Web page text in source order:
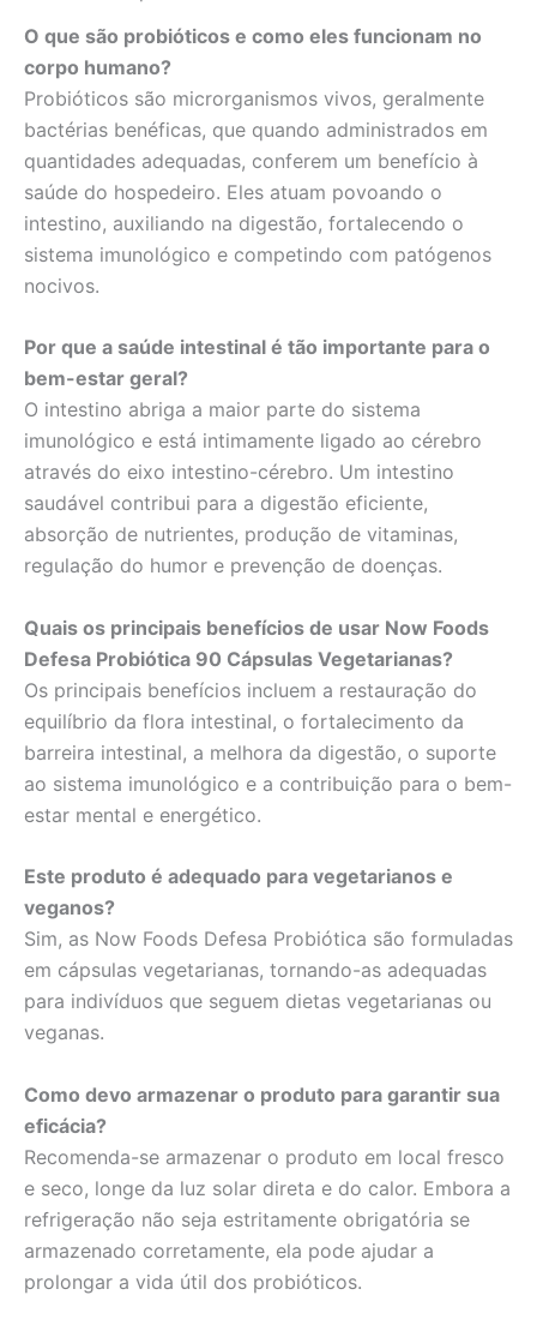
O que são probióticos e como eles funcionam no
corpo humano?
Probióticos são microrganismos vivos, geralmente
bactérias benéficas, que quando administrados em
quantidades adequadas, conferem um benefício à
saúde do hospedeiro. Eles atuam povoando o
intestino, auxiliando na digestão, fortalecendo o
sistema imunológico e competindo com patógenos
nocivos.
Por que a saúde intestinal é tão importante para o
bem-estar geral?
O intestino abriga a maior parte do sistema
imunológico e está intimamente ligado ao cérebro
através do eixo intestino-cérebro. Um intestino
saudável contribui para a digestão eficiente,
absorção de nutrientes, produção de vitaminas,
regulação do humor e prevenção de doenças.
Quais os principais benefícios de usar Now Foods
Defesa Probiótica 90 Cápsulas Vegetarianas?
Os principais benefícios incluem a restauração do
equilíbrio da flora intestinal, o fortalecimento da
barreira intestinal, a melhora da digestão, o suporte
ao sistema imunológico e a contribuição para o bem-
estar mental e energético.
Este produto é adequado para vegetarianos e
veganos?
Sim, as Now Foods Defesa Probiótica são formuladas
em cápsulas vegetarianas, tornando-as adequadas
para indivíduos que seguem dietas vegetarianas ou
veganas.
Como devo armazenar o produto para garantir sua
eficácia?
Recomenda-se armazenar o produto em local fresco
e seco, longe da luz solar direta e do calor. Embora a
refrigeração não seja estritamente obrigatória se
armazenado corretamente, ela pode ajudar a
prolongar a vida útil dos probióticos.